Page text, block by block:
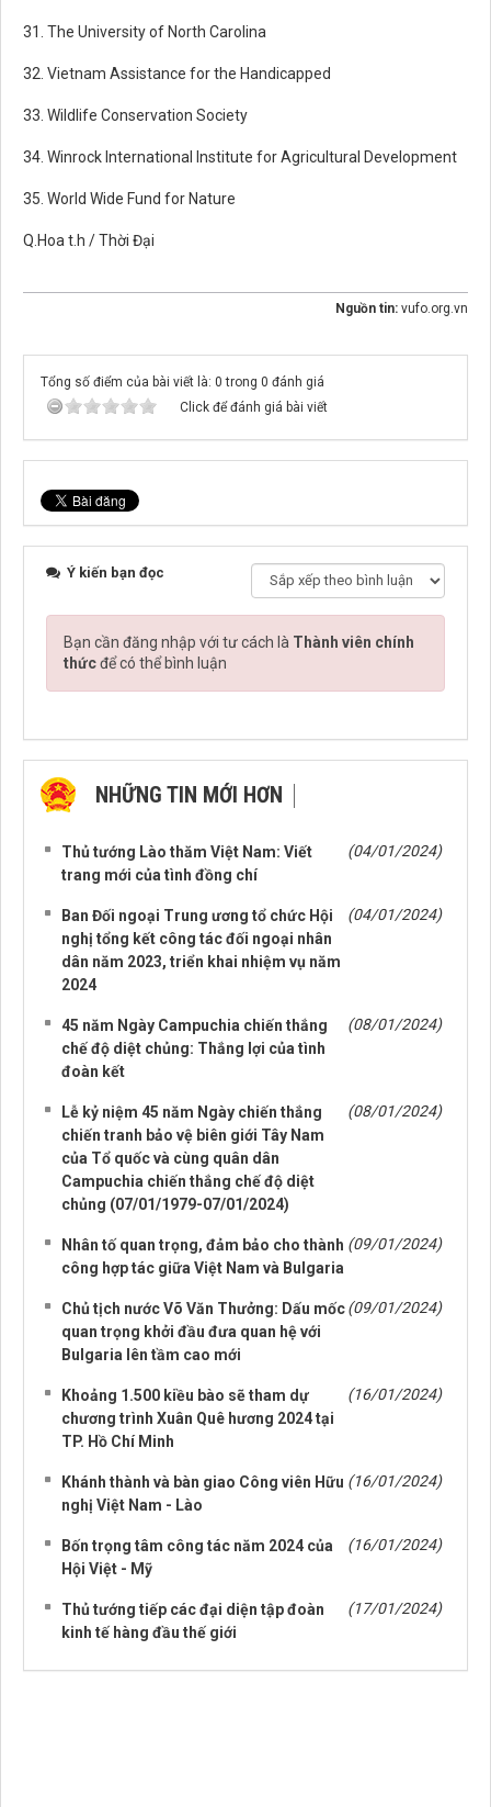
31. The University of North Carolina
32. Vietnam Assistance for the Handicapped
33. Wildlife Conservation Society
34. Winrock International Institute for Agricultural Development
35. World Wide Fund for Nature
Q.Hoa t.h / Thời Đại
Nguồn tin: vufo.org.vn
Tổng số điểm của bài viết là: 0 trong 0 đánh giá
Click để đánh giá bài viết
Ý kiến bạn đọc
Bạn cần đăng nhập với tư cách là Thành viên chính
thứcđể có thể bình luận
NHỮNG TIN MỚI HƠN
Thủ tướng Lào thăm Việt Nam: Viết
trang mới của tình đồng chí
(04/01/2024)
Ban Đối ngoại Trung ương tổ chức Hội
nghị tổng kết công tác đối ngoại nhân
dân năm 2023, triển khai nhiệm vụ năm
2024
(04/01/2024)
45 năm Ngày Campuchia chiến thắng
chế độ diệt chủng: Thắng lợi của tình
đoàn kết
(08/01/2024)
Lễ kỷ niệm 45 năm Ngày chiến thắng
chiến tranh bảo vệ biên giới Tây Nam
của Tổ quốc và cùng quân dân
Campuchia chiến thắng chế độ diệt
chủng (07/01/1979-07/01/2024)
(08/01/2024)
Nhân tố quan trọng, đảm bảo cho thành
công hợp tác giữa Việt Nam và Bulgaria
(09/01/2024)
Chủ tịch nước Võ Văn Thưởng: Dấu mốc
quan trọng khởi đầu đưa quan hệ với
Bulgaria lên tầm cao mới
(09/01/2024)
Khoảng 1.500 kiều bào sẽ tham dự
chương trình Xuân Quê hương 2024 tại
TP. Hồ Chí Minh
(16/01/2024)
Khánh thành và bàn giao Công viên Hữu
nghị Việt Nam - Lào
(16/01/2024)
Bốn trọng tâm công tác năm 2024 của
Hội Việt - Mỹ
(16/01/2024)
Thủ tướng tiếp các đại diện tập đoàn
kinh tế hàng đầu thế giới
(17/01/2024)